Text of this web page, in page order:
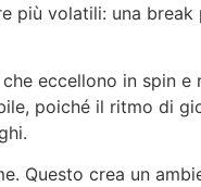
più volatili: una
eccellono in spin e
poiché il ritmo di
Questo crea un